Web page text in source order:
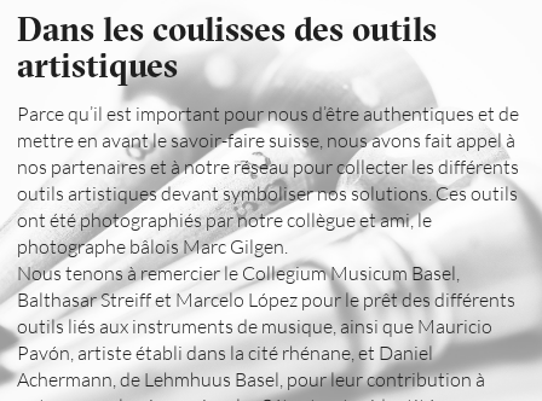
Dans les coulisses des outils
artistiques
Parce qu’il est important pour nous d’être authentiques et de
mettre en avant le savoir-faire suisse, nous avons fait appel à
nos partenaires et à notre réseau pour collecter les différents
outils artistiques devant symboliser nos solutions. Ces outils
ont été photographiés par notre collègue et ami, le
photographe bâlois Marc Gilgen.
Nous tenons à remercier le Collegium Musicum Basel,
Balthasar Streiff et Marcelo López pour le prêt des différents
outils liés aux instruments de musique, ainsi que Mauricio
Pavón, artiste établi dans la cité rhénane, et Daniel
Achermann, de Lehmhuus Basel, pour leur contribution à